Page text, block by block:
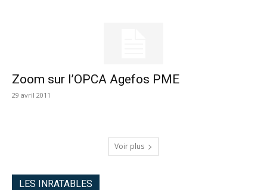
Zoom sur l’OPCA Agefos PME
29 avril 2011
Voir plus
LES INRATABLES